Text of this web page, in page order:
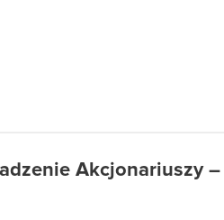
Akcjonariuszy –